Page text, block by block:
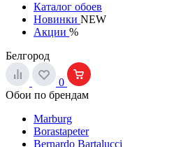
Каталог обоев
Новинки NEW
Акции %
Белгород
0
Обои по брендам
Marburg
Borastapeter
Bernardo Bartalucci